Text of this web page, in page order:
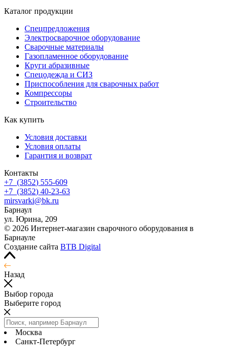
Каталог продукции
Спецпредложения
Электросварочное оборудование
Сварочные материалы
Газопламенное оборудование
Круги абразивные
Спецодежда и СИЗ
Приспособления для сварочных работ
Компрессоры
Строительство
Как купить
Условия доставки
Условия оплаты
Гарантия и возврат
Контакты
+7 (3852) 555-609
+7 (3852) 40-23-63
mirsvarki@bk.ru
Барнаул
ул. Юрина, 209
© 2026 Интернет-магазин сварочного оборудования в
Барнауле
Создание сайта BTB Digital
Назад
Выбор города
Выберите город
Москва
Санкт-Петербург